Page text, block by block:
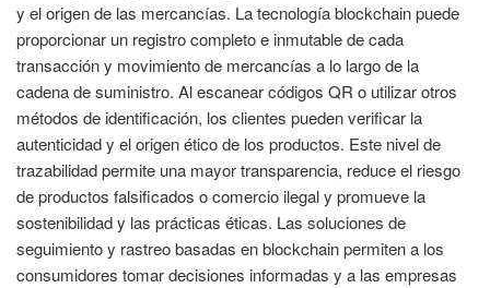
y el origen de las mercancías. La tecnología blockchain puede
proporcionar un registro completo e inmutable de cada
transacción y movimiento de mercancías a lo largo de la
cadena de suministro. Al escanear códigos QR o utilizar otros
métodos de identificación, los clientes pueden verificar la
autenticidad y el origen ético de los productos. Este nivel de
trazabilidad permite una mayor transparencia, reduce el riesgo
de productos falsificados o comercio ilegal y promueve la
sostenibilidad y las prácticas éticas. Las soluciones de
seguimiento y rastreo basadas en blockchain permiten a los
consumidores tomar decisiones informadas y a las empresas